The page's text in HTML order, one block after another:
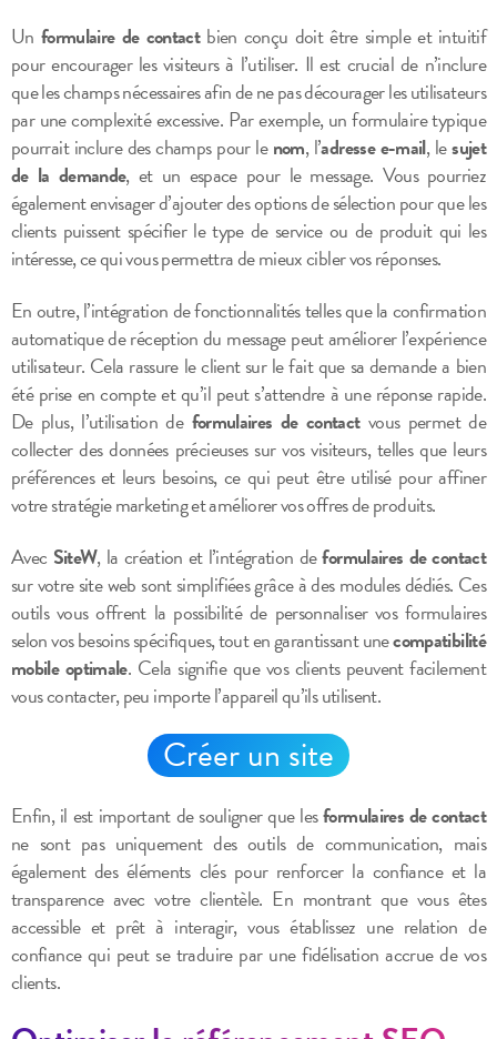
Un formulaire de contactbien conçu doit être simple et intuitif
pour encourager les visiteurs à l’utiliser. Il est crucial de n’inclure
que les champs nécessaires afin de ne pas décourager les utilisateurs
par une complexité excessive. Par exemple, un formulaire typique
pourrait inclure des champs pour lenom, l’adresse e-mail, lesujet
de la demande, et un espace pour le message. Vous pourriez
également envisager d’ajouter des options de sélection pour que les
clients puissent spécifier le type de service ou de produit qui les
intéresse, ce qui vous permettra de mieux cibler vos réponses.
En outre, l’intégration de fonctionnalités telles que la confirmation
automatique de réception du message peut améliorer l’expérience
utilisateur. Cela rassure le client sur le fait que sa demande a bien
été prise en compte et qu’il peut s’attendre à une réponse rapide.
De plus, l’utilisation de formulaires de contactvous permet de
collecter des données précieuses sur vos visiteurs, telles que leurs
préférences et leurs besoins, ce qui peut être utilisé pour affiner
votre stratégie marketing et améliorer vos offres de produits.
Avec SiteW, la création et l’intégration deformulaires de contact
sur votre site web sont simplifiées grâce à des modules dédiés. Ces
outils vous offrent la possibilité de personnaliser vos formulaires
selon vos besoins spécifiques, tout en garantissant unecompatibilité
mobile optimale. Cela signifie que vos clients peuvent facilement
vous contacter, peu importe l’appareil qu’ils utilisent.
Créer un site
Enfin, il est important de souligner que lesformulaires de contact
ne sont pas uniquement des outils de communication, mais
également des éléments clés pour renforcer la confiance et la
transparence avec votre clientèle. En montrant que vous êtes
accessible et prêt à interagir, vous établissez une relation de
confiance qui peut se traduire par une fidélisation accrue de vos
clients.